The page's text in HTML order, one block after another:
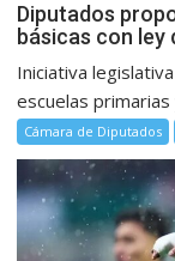
Diputados
básicas con ley
Iniciativa
escuelas
Cámara de Diputados